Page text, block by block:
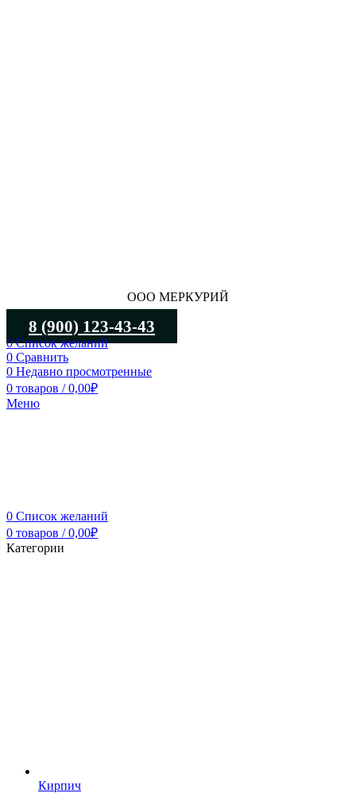
ООО МЕРКУРИЙ
8 (900) 123-43-43
0Список желаний
0 Сравнить
0 Недавно просмотренные
0 товаров / 0,00₽
Меню
0 Список желаний
0 товаров / 0,00₽
Категории
Кирпич